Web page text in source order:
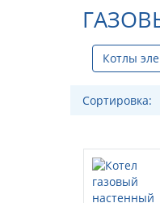
Котлы
Сортировка: